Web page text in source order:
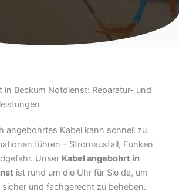
in Beckum Notdienst: Reparatur- und
angebohrtes Kabel kann schnell zu
führen – Stromausfall, Funken
Unser Kabel angebohrt in
ist rund um die Uhr für Sie da, um
und fachgerecht zu beheben.